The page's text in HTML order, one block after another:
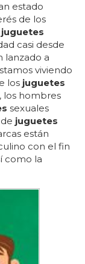
estado
de los
juguetes
casi desde
lanzado a
viviendo
los juguetes
los hombres
sexuales
juguetes
están
con el fin
como la